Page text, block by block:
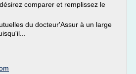
comparer et remplissez le
du docteur'Assur à un large